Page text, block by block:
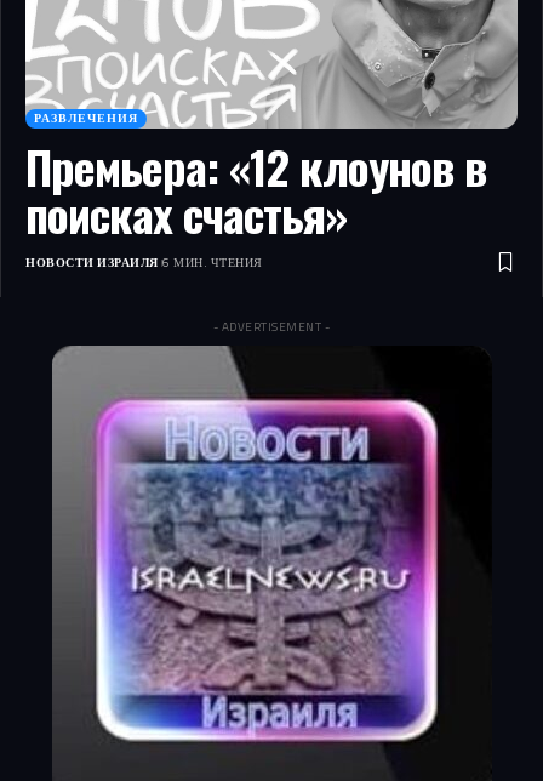
РАЗВЛЕЧЕНИЯ
Премьера: «12 клоунов в
поисках счастья»
НОВОСТИ ИЗРАИЛЯ 6 МИН. ЧТЕНИЯ
- ADVERTISEMENT -